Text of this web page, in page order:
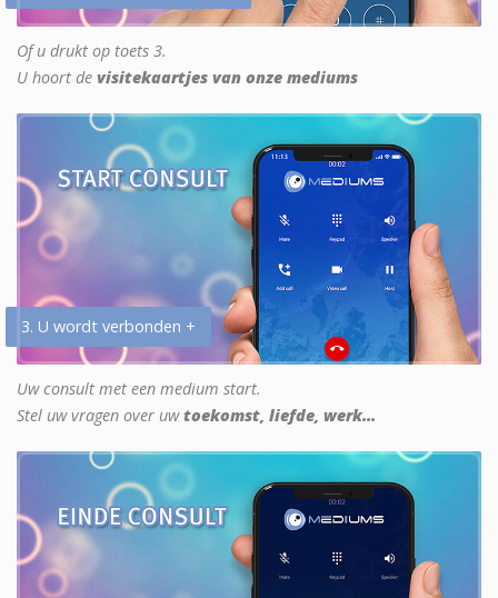
Of u drukt op toets 3.
U hoort de visitekaartjes van onze mediums
3. U wordt verbonden +
Uw consult met een medium start.
Stel uw vragen over uwtoekomst, liefde, werk...